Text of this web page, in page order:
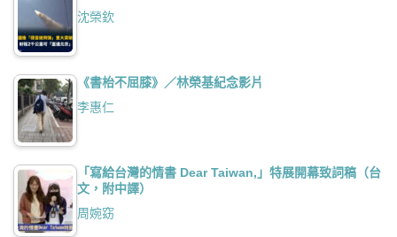
沈榮欽
《書枱不屈膝》／林榮基紀念影片
李惠仁
「寫給台灣的情書 Dear Taiwan,」特展開幕致詞稿（台
文，附中譯）
周婉窈